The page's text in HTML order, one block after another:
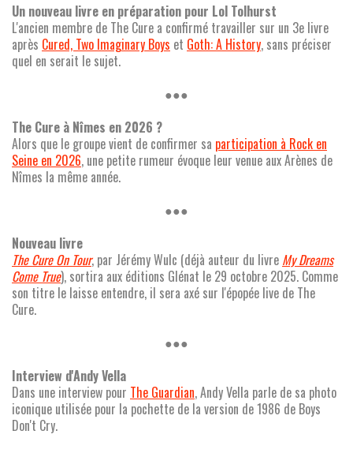
Un nouveau livre en préparation pour Lol Tolhurst
L'ancien membre de The Cure a confirmé travailler sur un 3e livre
après Cured, Two Imaginary Boys et Goth: A History, sans préciser
quel en serait le sujet.
●●●
The Cure à Nîmes en 2026 ?
Alors que le groupe vient de confirmer sa participation à Rock en
Seine en 2026, une petite rumeur évoque leur venue aux Arènes de
Nîmes la même année.
●●●
Nouveau livre
The Cure On Tour, par Jérémy Wulc (déjà auteur du livre My Dreams
Come True), sortira aux éditions Glénat le 29 octobre 2025. Comme
son titre le laisse entendre, il sera axé sur l'épopée live de The
Cure.
●●●
Interview d'Andy Vella
Dans une interview pour The Guardian, Andy Vella parle de sa photo
iconique utilisée pour la pochette de la version de 1986 de Boys
Don't Cry.